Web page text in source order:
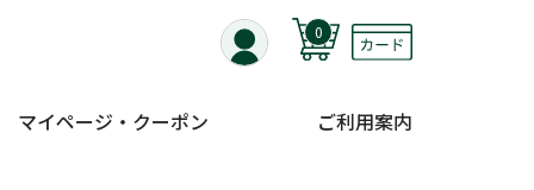
0
マイページ・クーポン ご利用案内
替え